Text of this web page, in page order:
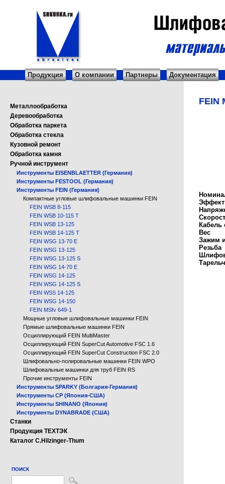
Продукция О компании Партнеры Документация
Металлообработка
Деревообработка
Обработка паркета
Обработка стекла
Кузовной ремонт
Обработка камня
Ручной инструмент
Инструменты EISENBLAETTER (Германия)
Инструменты FESTOOL (Германия)
Инструменты FEIN (Германия)
Компактные угловые шлифовальные машинки FEIN
FEIN WSB 8-115
FEIN WSB 10-115 T
FEIN WSB 13-125
FEIN WSB 14-125 T
FEIN WSG 13-70 E
FEIN WSG 13-125
FEIN WSG 13-125 S
FEIN WSG 14-70 E
FEIN WSG 14-125
FEIN WSG 14-125 S
FEIN WSS 14-125
FEIN WSG 14-150
FEIN MSfv 649-1
Мощные угловые шлифовальные машинки FEIN
Прямые шлифовальные машинки FEIN
Осциллирующий FEIN MultiMaster
Осциллирующий FEIN SuperCut Automotive FSC 1.6
Осциллирующий FEIN SuperCut Construction FSC 2.0
Шлифовально-полировальные машинки FEIN WPO
Шлифовальные машинки для труб FEIN RS
Прочие инструменты FEIN
Инструменты SPARKY (Болгария-Германия)
Инструменты CP (Япония-США)
Инструменты SHINANO (Япония)
Инструменты DYNABRADE (США)
Станки
Продукция ТЕХТЭК
Каталог C.Hilzinger-Thum
ПОИСК
FEIN
Кабель
Вес
Зажим
Резьба